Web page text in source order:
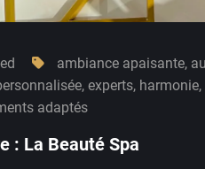
ambiance apaisante,
, experts, harmonie,
adaptés
: La Beauté Spa